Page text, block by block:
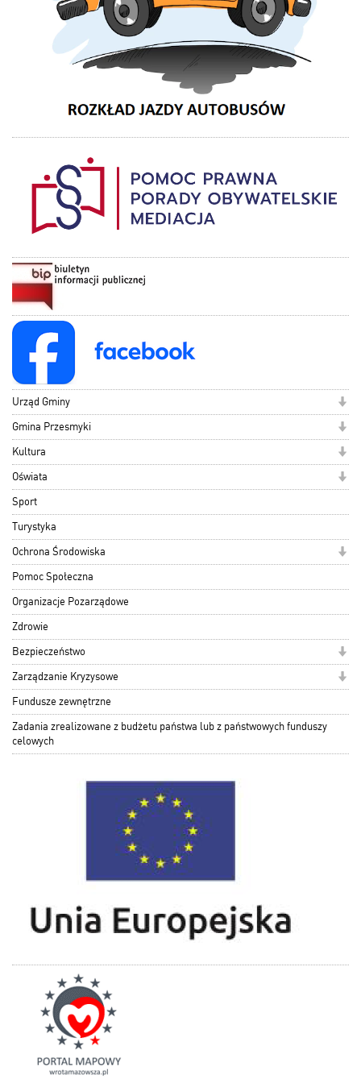
Urząd Gminy
Gmina Przesmyki
Kultura
Oświata
Sport
Turystyka
Ochrona Środowiska
Pomoc Społeczna
Organizacje Pozarządowe
Zdrowie
Bezpieczeństwo
Zarządzanie Kryzysowe
Fundusze zewnętrzne
Zadania zrealizowane z budżetu państwa lub z państwowych funduszy
celowych